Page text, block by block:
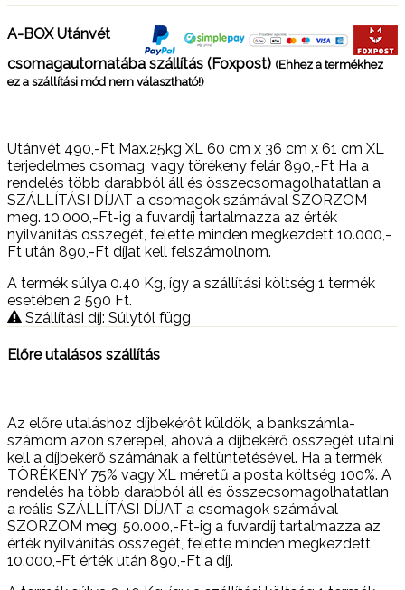
A-BOX Utánvét
csomagautomatába szállítás (Foxpost) (Ehhez a termékhez
ez a szállítási mód nem választható!)
Utánvét 490,-Ft Max.25kg XL 60 cm x 36 cm x 61 cm XL
terjedelmes csomag, vagy törékeny felár 890,-Ft Ha a
rendelés több darabból áll és összecsomagolhatatlan a
SZÁLLÍTÁSI DÍJAT a csomagok számával SZORZOM
meg. 10.000,-Ft-ig a fuvardíj tartalmazza az érték
nyilvánítás összegét, felette minden megkezdett 10.000,-
Ft után 890,-Ft díjat kell felszámolnom.
A termék súlya 0.40 Kg, így a szállítási költség 1 termék
esetében 2 590 Ft.
Szállítási díj: Súlytól függ
Előre utalásos szállítás
Az előre utaláshoz díjbekérőt küldök, a bankszámla-
számom azon szerepel, ahová a díjbekérő összegét utalni
kell a díjbekérő számának a feltüntetésével. Ha a termék
TÖRÉKENY 75% vagy XL méretű a posta költség 100%. A
rendelés ha több darabból áll és összecsomagolhatatlan
a reális SZÁLLÍTÁSI DÍJAT a csomagok számával
SZORZOM meg. 50.000,-Ft-ig a fuvardíj tartalmazza az
érték nyilvánítás összegét, felette minden megkezdett
10.000,-Ft érték után 890,-Ft a díj.